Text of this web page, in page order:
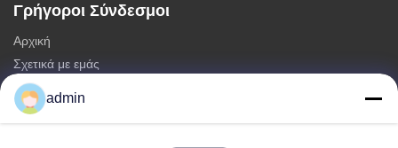
Γρήγοροι Σύνδεσμοι
Αρχική
Σχετικά με εμάς
προϊόντα
Επικοινωνήστε μαζί μας
admin